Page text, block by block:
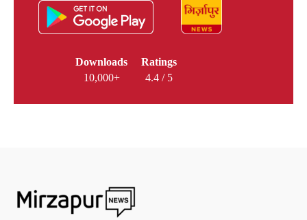
Downloads
10,000+
Ratings
4.4 / 5